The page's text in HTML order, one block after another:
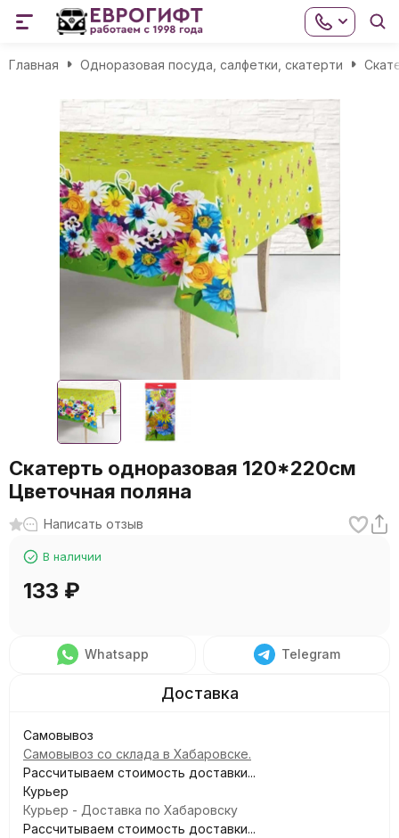
Главная Одноразовая посуда, салфетки, скатерти
Скатерть одноразовая 120*220см
Цветочная поляна
Написать отзыв
В наличии
133 ₽
Whatsapp Telegram
Самовывоз
Самовывоз со склада в Хабаровске.
Рассчитываем стоимость доставки...
Курьер
Курьер - Доставка по Хабаровску
Рассчитываем стоимость доставки...